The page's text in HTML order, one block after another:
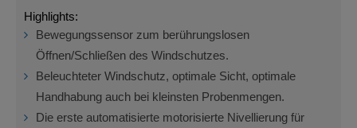
Highlights:
Bewegungssensor zum berührungslosen
Öffnen/Schließen des Windschutzes.
Beleuchteter Windschutz, optimale Sicht, optimale
Handhabung auch bei kleinsten Probenmengen.
Die erste automatisierte motorisierte Nivellierung für